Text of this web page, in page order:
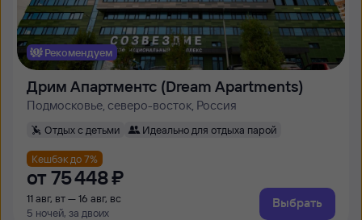
Рекомендуем
Дрим Апартментс (Dream Apartments)
Подмосковье, северо-восток, Россия
Отдых с детьми Идеально для отдыха парой
Кешбэк до 7%
от 75 ⁠448 ⁠₽
11 авг, вт — 16 авг, вс
5 ночей, за двоих
Выбрать